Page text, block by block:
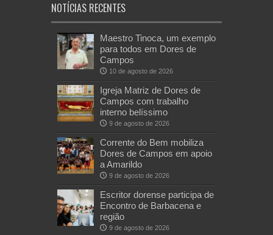
NOTÍCIAS RECENTES
Maestro Tinoca, um exemplo
para todos em Dores de
Campos
10 de agosto de 2026
Igreja Matriz de Dores de
Campos com trabalho
interno belíssimo
9 de agosto de 2026
Corrente do Bem mobiliza
Dores de Campos em apoio
a Amarildo
9 de agosto de 2026
Escritor dorense participa de
Encontro de Barbacena e
região
9 de agosto de 2026